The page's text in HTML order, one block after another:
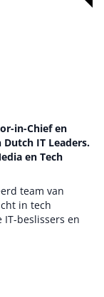
in-Chief en
IT Leaders.
en Tech
team van
in tech
beslissers en